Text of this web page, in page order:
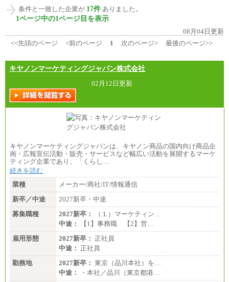
条件と一致した企業が 17件 ありました。
1ページ中の1ページ目を表示
08月04日更新
<<先頭のページ
<前のページ 1 次のページ> 最後のページ>>
キヤノンマーケティングジャパン株式会社
02月12日更新
キヤノンマーケティングジャパンは、キヤノン商品の国内向け商品企
画・広報宣伝活動・販売・サービスなど幅広い活動を展開するマーケ
ティング企業であり、「くらし…
続きを読む
業種
メーカー/商社/IT/情報通信
新卒／中途
2027新卒・中途
募集職種
2027新卒：
（１）マーケティン…
中途：
【1】事務職 【2】営…
雇用形態
2027新卒： 正社員
中途： 正社員
勤務地
2027新卒： 東京（品川本社）を…
中途：
・本社／品川（東京都港…